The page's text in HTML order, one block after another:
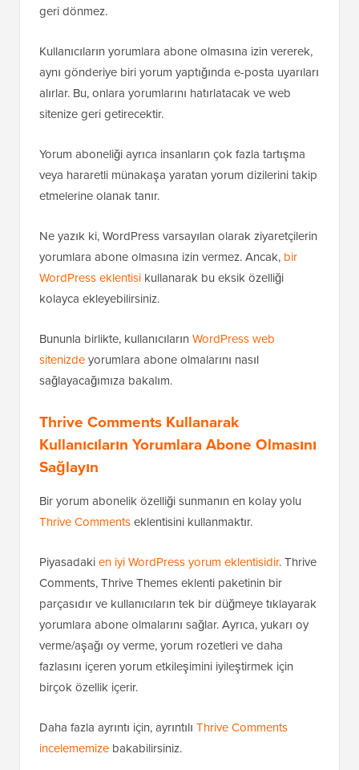
geri dönmez.
Kullanıcıların yorumlara abone olmasına izin vererek,
aynı gönderiye biri yorum yaptığında e-posta uyarıları
alırlar. Bu, onlara yorumlarını hatırlatacak ve web
sitenize geri getirecektir.
Yorum aboneliği ayrıca insanların çok fazla tartışma
veya hararetli münakaşa yaratan yorum dizilerini takip
etmelerine olanak tanır.
Ne yazık ki, WordPress varsayılan olarak ziyaretçilerin
yorumlara abone olmasına izin vermez. Ancak, bir
WordPress eklentisi kullanarak bu eksik özelliği
kolayca ekleyebilirsiniz.
Bununla birlikte, kullanıcıların WordPress web
sitenizdeyorumlara abone olmalarını nasıl
sağlayacağımıza bakalım.
Thrive Comments Kullanarak
Kullanıcıların Yorumlara Abone Olmasını
Sağlayın
Bir yorum abonelik özelliği sunmanın en kolay yolu
Thrive Commentseklentisini kullanmaktır.
Piyasadakien iyi WordPress yorum eklentisidir. Thrive
Comments, Thrive Themes eklenti paketinin bir
parçasıdır ve kullanıcıların tek bir düğmeye tıklayarak
yorumlara abone olmalarını sağlar. Ayrıca, yukarı oy
verme/aşağı oy verme, yorum rozetleri ve daha
fazlasını içeren yorum etkileşimini iyileştirmek için
birçok özellik içerir.
Daha fazla ayrıntı için, ayrıntılı Thrive Comments
incelememize bakabilirsiniz.